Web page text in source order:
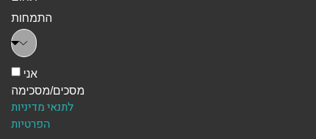
התמחות
אני
מסכים/מסכימה
לתנאי מדיניות
הפרטיות